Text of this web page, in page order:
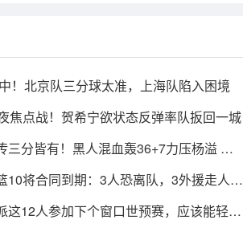
！北京队三分球太准，上海队陷入困境
焦点战！贺希宁欲状态反弹率队扳回一城
三分皆有！黑人混血轰36+7力压杨溢 男
10将合同到期：3人恐离队，3外援走人，
这12人参加下个窗口世预赛，应该能轻松